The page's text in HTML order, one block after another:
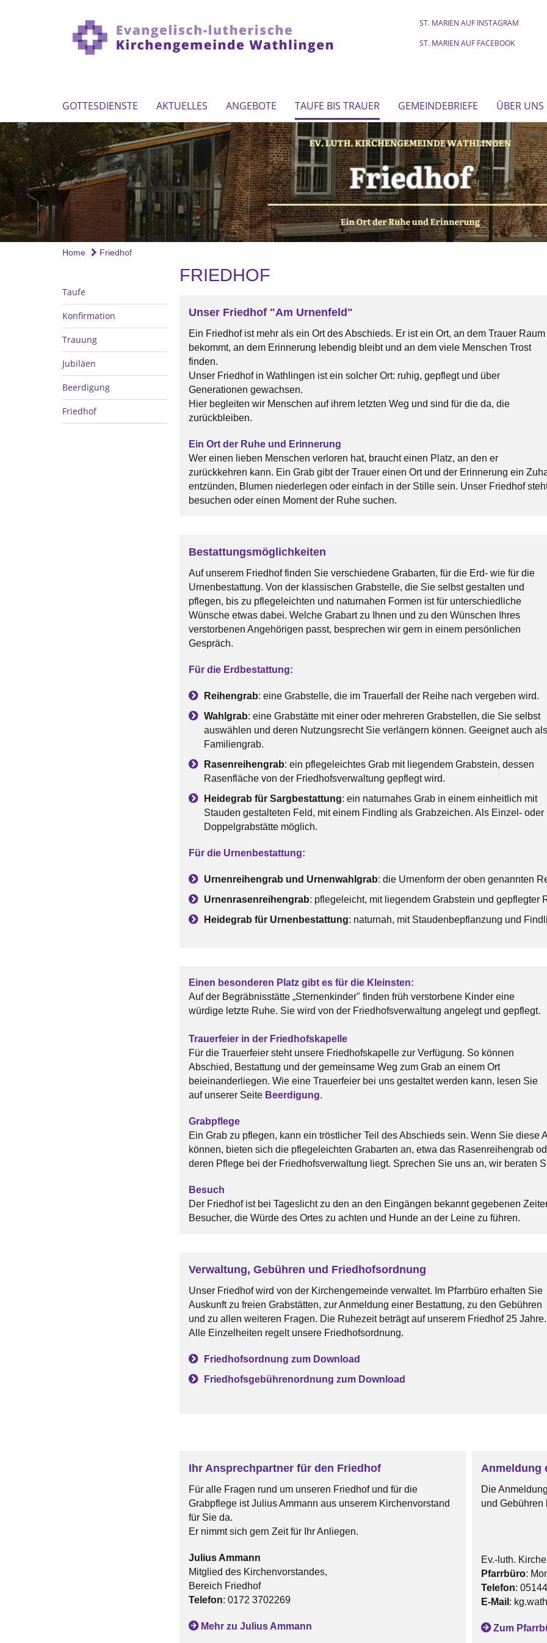
ST. MARIEN AUF INSTAGRAM
ST. MARIEN AUF FACEBOOK
GOTTESDIENSTE AKTUELLES ANGEBOTE TAUFE BIS TRAUER GEMEINDEBRIEFE ÜBER UNS
Home Friedhof
Taufe
Konfirmation
Trauung
Jubiläen
Beerdigung
Friedhof
FRIEDHOF
Unser Friedhof "Am Urnenfeld"
Ein Friedhof ist mehr als ein Ort des Abschieds. Er ist ein Ort, an dem Trauer Raum
bekommt, an dem Erinnerung lebendig bleibt und an dem viele Menschen Trost
finden.
Unser Friedhof in Wathlingen ist ein solcher Ort: ruhig, gepflegt und über
Generationen gewachsen.
Hier begleiten wir Menschen auf ihrem letzten Weg und sind für die da, die
zurückbleiben.
Ein Ort der Ruhe und Erinnerung
Wer einen lieben Menschen verloren hat, braucht einen Platz, an den er
zurückkehren kann. Ein Grab gibt der Trauer einen Ort und der Erinnerung ein
entzünden, Blumen niederlegen oder einfach in der Stille sein. Unser Friedhof
besuchen oder einen Moment der Ruhe suchen.
Bestattungsmöglichkeiten
Auf unserem Friedhof finden Sie verschiedene Grabarten, für die Erd- wie für die
Urnenbestattung. Von der klassischen Grabstelle, die Sie selbst gestalten und
pflegen, bis zu pflegeleichten und naturnahen Formen ist für unterschiedliche
Wünsche etwas dabei. Welche Grabart zu Ihnen und zu den Wünschen Ihres
verstorbenen Angehörigen passt, besprechen wir gern in einem persönlichen
Gespräch.
Für die Erdbestattung:
Reihengrab: eine Grabstelle, die im Trauerfall der Reihe nach vergeben wird.
Wahlgrab: eine Grabstätte mit einer oder mehreren Grabstellen, die Sie selbst
auswählen und deren Nutzungsrecht Sie verlängern können. Geeignet auch als
Familiengrab.
Rasenreihengrab: ein pflegeleichtes Grab mit liegendem Grabstein, dessen
Rasenfläche von der Friedhofsverwaltung gepflegt wird.
Heidegrab für Sargbestattung: ein naturnahes Grab in einem einheitlich mit
Stauden gestalteten Feld, mit einem Findling als Grabzeichen. Als Einzel- oder
Doppelgrabstätte möglich.
Für die Urnenbestattung:
Urnenreihengrab und Urnenwahlgrab: die Urnenform der oben genannten
Urnenrasenreihengrab: pflegeleicht, mit liegendem Grabstein und gepflegter
Heidegrab für Urnenbestattung: naturnah, mit Staudenbepflanzung und
Einen besonderen Platz gibt es für die Kleinsten:
Auf der Begräbnisstätte „Sternenkinder" finden früh verstorbene Kinder eine
würdige letzte Ruhe. Sie wird von der Friedhofsverwaltung angelegt und gepflegt.
Trauerfeier in der Friedhofskapelle
Für die Trauerfeier steht unsere Friedhofskapelle zur Verfügung. So können
Abschied, Bestattung und der gemeinsame Weg zum Grab an einem Ort
beieinanderliegen. Wie eine Trauerfeier bei uns gestaltet werden kann, lesen Sie
auf unserer Seite Beerdigung.
Grabpflege
Ein Grab zu pflegen, kann ein tröstlicher Teil des Abschieds sein. Wenn Sie diese
können, bieten sich die pflegeleichten Grabarten an, etwa das Rasenreihengrab
deren Pflege bei der Friedhofsverwaltung liegt. Sprechen Sie uns an, wir beraten
Besuch
Der Friedhof ist bei Tageslicht zu den an den Eingängen bekannt gegebenen
Besucher, die Würde des Ortes zu achten und Hunde an der Leine zu führen.
Verwaltung, Gebühren und Friedhofsordnung
Unser Friedhof wird von der Kirchengemeinde verwaltet. Im Pfarrbüro erhalten Sie
Auskunft zu freien Grabstätten, zur Anmeldung einer Bestattung, zu den Gebühren
und zu allen weiteren Fragen. Die Ruhezeit beträgt auf unserem Friedhof 25 Jahre.
Alle Einzelheiten regelt unsere Friedhofsordnung.
Friedhofsordnung zum Download
Friedhofsgebührenordnung zum Download
Ihr Ansprechpartner für den Friedhof
Für alle Fragen rund um unseren Friedhof und für die
Grabpflege ist Julius Ammann aus unserem Kirchenvorstand
für Sie da.
Er nimmt sich gern Zeit für Ihr Anliegen.
Julius Ammann
Mitglied des Kirchenvorstandes,
Bereich Friedhof
Telefon: 0172 3702269
Mehr zu Julius Ammann
Anmeldung
Die
und Gebühren
Ev.-luth.
Pfarrbüro:
Telefon:
E-Mail :
Zum